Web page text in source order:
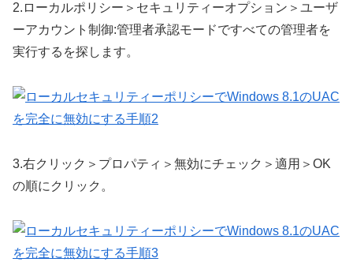
2. ローカルポリシー＞セキュリティーオプション＞ ユーザ
ーアカウント制御:管理者承認モードですべての管理者を
実行する を探します。
3.右クリック＞プロパティ＞無効にチェック＞適用＞OK
の順にクリック。